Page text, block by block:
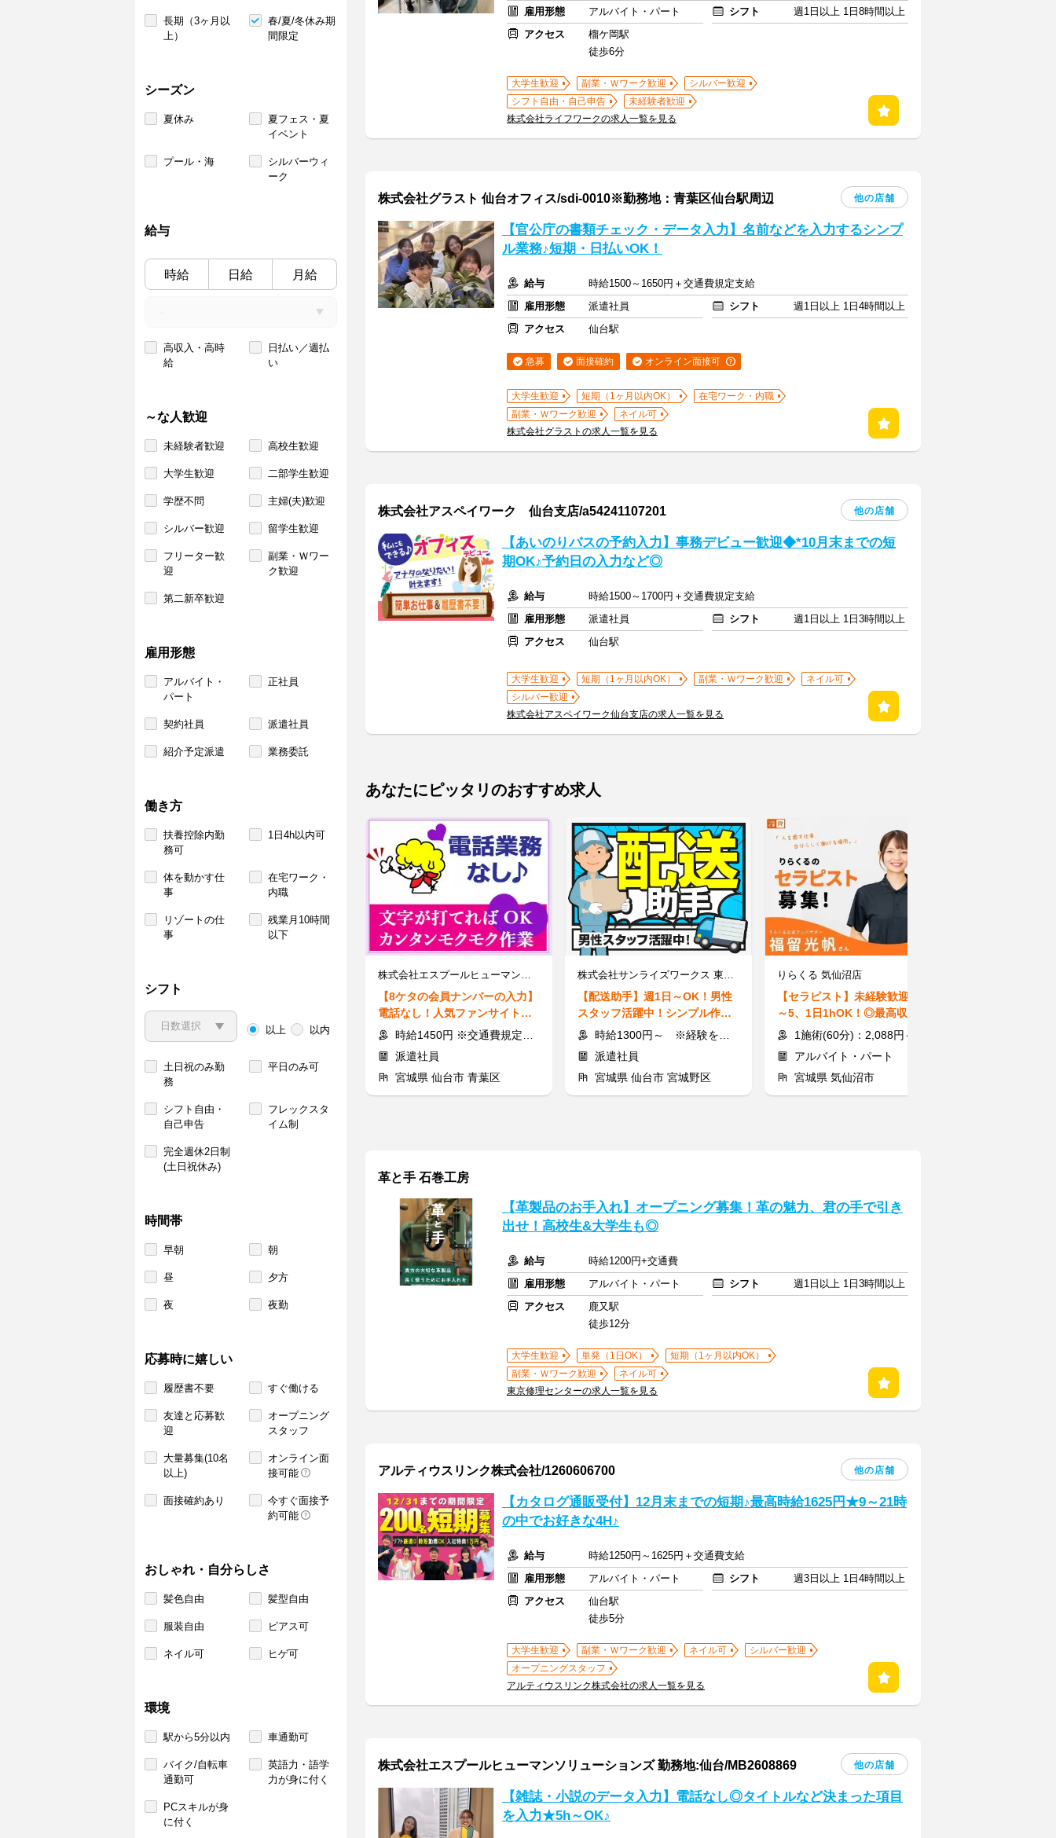
長期（3ヶ月以
上）
春/夏/冬休み期
間限定
シーズン
夏休み
夏フェス・夏
イベント
プール・海
シルバーウィ
ーク
給与
時給 日給 月給
高収入・高時
給
日払い／週払
い
～な人歓迎
未経験者歓迎 高校生歓迎
大学生歓迎 二部学生歓迎
学歴不問 主婦(夫)歓迎
シルバー歓迎 留学生歓迎
フリーター歓
迎
副業・Ｗワー
ク歓迎
第二新卒歓迎
雇用形態
アルバイト・
パート
正社員
契約社員 派遣社員
紹介予定派遣 業務委託
働き方
扶養控除内勤
務可
1日4h以内可
体を動かす仕
事
在宅ワーク・
内職
リゾートの仕
事
残業月10時間
以下
シフト
以上 以内
土日祝のみ勤
務
平日のみ可
シフト自由・
自己申告
フレックスタ
イム制
完全週休2日制
(土日祝休み)
時間帯
早朝 朝
昼 夕方
夜 夜勤
応募時に嬉しい
履歴書不要 すぐ働ける
友達と応募歓
迎
オープニング
スタッフ
大量募集(10名
以上)
オンライン面
接可能
面接確約あり
今すぐ面接予
約可能
おしゃれ・自分らしさ
髪色自由 髪型自由
服装自由 ピアス可
ネイル可 ヒゲ可
環境
駅から5分以内 車通勤可
バイク/自転車
通勤可
英語力・語学
力が身に付く
PCスキルが身
に付く
雇用形態
アルバイト・パート シフト
週1日以上 1日8時間以上
アクセス
榴ケ岡駅
徒歩6分
大学生歓迎 副業・Ｗワーク歓迎
シルバー歓迎
シフト自由・自己申告
未経験者歓迎
株式会社ライフワークの求人一覧を見る
株式会社グラスト 仙台オフィス/sdi-0010※勤務地：青葉区仙台駅周辺 他の店舗
【官公庁の書類チェック・データ入力】名前などを入力するシンプ
ル業務♪短期・日払いOK！
給与
時給1500～1650円＋交通費規定支給
雇用形態
派遣社員 シフト
週1日以上 1日4時間以上
アクセス
仙台駅
急募 面接確約 オンライン面接可
大学生歓迎 短期（1ヶ月以内OK）
在宅ワーク・内職
副業・Ｗワーク歓迎
ネイル可
株式会社グラストの求人一覧を見る
株式会社アスペイワーク 仙台支店/a54241107201 他の店舗
【あいのりバスの予約入力】事務デビュー歓迎◆*10月末までの短
期OK♪予約日の入力など◎
給与
時給1500～1700円＋交通費規定支給
雇用形態
派遣社員 シフト
週1日以上 1日3時間以上
アクセス
仙台駅
大学生歓迎 短期（1ヶ月以内OK） 副業・Ｗワーク歓迎
ネイル可
シルバー歓迎
株式会社アスペイワーク仙台支店の求人一覧を見る
あなたにピッタリのおすすめ求人
株式会社エスプールヒューマンソリューションズ 東北支店 (勤務地：仙台)/OW2608161
【8ケタの会員ナンバーの入力】
電話なし！人気ファンサイトの
入力★未経験・短期もOK◎
時給1450円 ※交通費規定支給
派遣社員
宮城県 仙台市 青葉区
株式会社サンライズワークス 東北支社/SBUX53398
【配送助手】週1日～OK！男性
スタッフ活躍中！シンプル作業
で初めての方も安心◎
時給1300円～ ※経験を考慮します
派遣社員
宮城県 仙台市 宮城野区
りらくる 気仙沼店
【セラピスト】未経験歓迎！週0
～5、1日1hOK！◎最高収入351
0円（60分）平均月収33万円
1施術(60分)：2,088円～3,510円
アルバイト・パート
宮城県 気仙沼市
革と手 石巻工房
【革製品のお手入れ】オープニング募集！革の魅力、君の手で引き
出せ！高校生&大学生も◎
給与
時給1200円+交通費
雇用形態
アルバイト・パート シフト
週1日以上 1日3時間以上
アクセス
鹿又駅
徒歩12分
大学生歓迎 単発（1日OK）
短期（1ヶ月以内OK）
副業・Ｗワーク歓迎
ネイル可
東京修理センターの求人一覧を見る
アルティウスリンク株式会社/1260606700 他の店舗
【カタログ通販受付】12月末までの短期♪最高時給1625円★9～21時
の中でお好きな4H♪
給与
時給1250円～1625円＋交通費支給
雇用形態
アルバイト・パート シフト
週3日以上 1日4時間以上
アクセス
仙台駅
徒歩5分
大学生歓迎 副業・Ｗワーク歓迎 ネイル可
シルバー歓迎
オープニングスタッフ
アルティウスリンク株式会社の求人一覧を見る
株式会社エスプールヒューマンソリューションズ 勤務地:仙台/MB2608869 他の店舗
【雑誌・小説のデータ入力】電話なし◎タイトルなど決まった項目
を入力★5h～OK♪